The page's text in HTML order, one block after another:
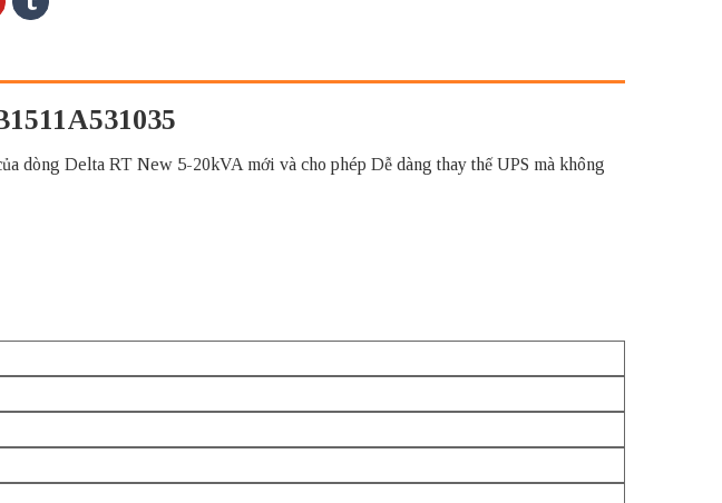
dòng Delta RT New 5-20kVA mới và cho phép Dễ dàng thay thế UPS mà không